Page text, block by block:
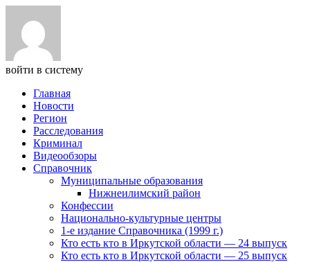
войти в систему
Главная
Новости
Регион
Расследования
Криминал
Видеообзоры
Справочник
Муниципальные образования
Нижнеилимский район
Конфессии
Национально-культурные центры
1-е издание Справочника (1999 г.)
Кто есть кто в Иркутской области — 24 выпуск
Кто есть кто в Иркутской области — 25 выпуск